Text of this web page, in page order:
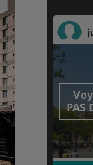
PAS